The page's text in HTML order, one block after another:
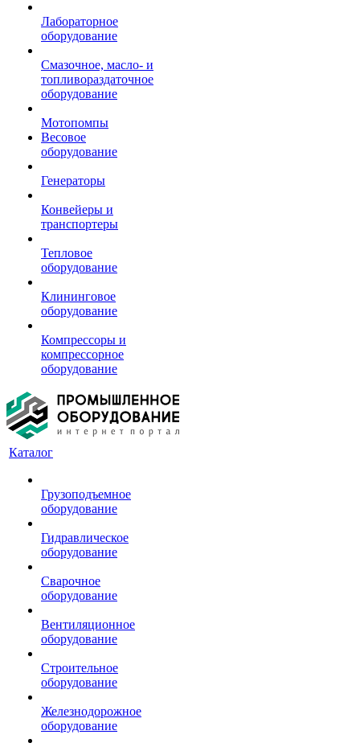
Лабораторное
оборудование
Смазочное, масло- и
топливораздаточное
оборудование
Мотопомпы
Весовое
оборудование
Генераторы
Конвейеры и
транспортеры
Тепловое
оборудование
Клининговое
оборудование
Компрессоры и
компрессорное
оборудование
Каталог
Грузоподъемное
оборудование
Гидравлическое
оборудование
Сварочное
оборудование
Вентиляционное
оборудование
Строительное
оборудование
Железнодорожное
оборудование